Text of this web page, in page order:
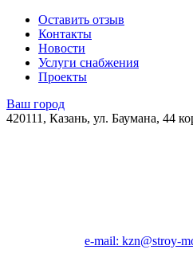
Оставить отзыв
Контакты
Новости
Услуги снабжения
Проекты
Ваш город
420111, Казань, ул. Баумана, 44
e-mail: kzn@stroy-